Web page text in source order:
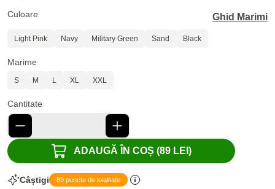
Culoare
Ghid Marimi
Light Pink Navy Military Green Sand Black
Marime
S M L XL XXL
Cantitate
ADAUGĂ ÎN COȘ (89 LEI)
Câștigi 89 puncte de loialitate